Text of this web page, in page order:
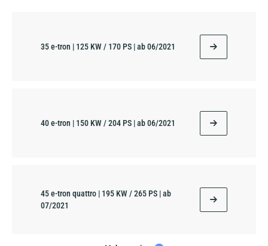
35 e-tron | 125 KW / 170 PS | ab 06/2021
40 e-tron | 150 KW / 204 PS | ab 06/2021
45 e-tron quattro | 195 KW / 265 PS | ab
07/2021